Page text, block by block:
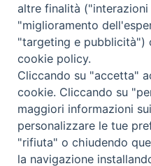
Orari Curia
Mar. / Mer. / Giov. ore 9 -
nei mesi estivi solo
altre finalità
"miglioramento
"targeting e pubblicità")
cookie policy.
Cliccando su "accetta"
cookie. Cliccando su
maggiori informazioni
personalizzare le tue
"rifiuta" o chiudendo
la navigazione